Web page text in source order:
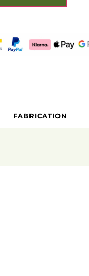
FABRICATION